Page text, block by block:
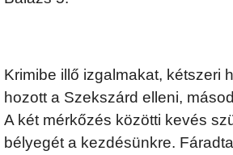
Krimibe illő izgalmakat, kétszeri
hozott a Szekszárd elleni,
A két mérkőzés közötti kevés
bélyegét a kezdésünkre.